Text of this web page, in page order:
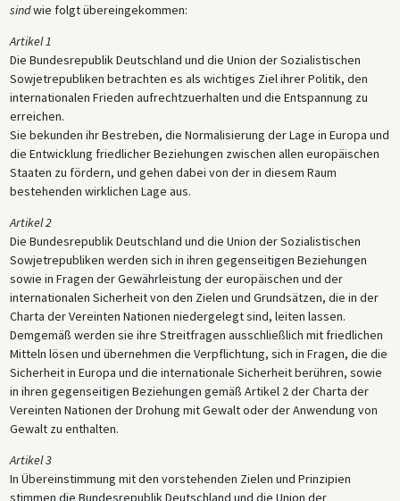
sindwie folgt übereingekommen:
Artikel 1
Die Bundesrepublik Deutschland und die Union der Sozialistischen
Sowjetrepubliken betrachten es als wichtiges Ziel ihrer Politik, den
internationalen Frieden aufrechtzuerhalten und die Entspannung zu
erreichen.
Sie bekunden ihr Bestreben, die Normalisierung der Lage in Europa und
die Entwicklung friedlicher Beziehungen zwischen allen europäischen
Staaten zu fördern, und gehen dabei von der in diesem Raum
bestehenden wirklichen Lage aus.
Artikel 2
Die Bundesrepublik Deutschland und die Union der Sozialistischen
Sowjetrepubliken werden sich in ihren gegenseitigen Beziehungen
sowie in Fragen der Gewährleistung der europäischen und der
internationalen Sicherheit von den Zielen und Grundsätzen, die in der
Charta der Vereinten Nationen niedergelegt sind, leiten lassen.
Demgemäß werden sie ihre Streitfragen ausschließlich mit friedlichen
Mitteln lösen und übernehmen die Verpflichtung, sich in Fragen, die die
Sicherheit in Europa und die internationale Sicherheit berühren, sowie
in ihren gegenseitigen Beziehungen gemäß Artikel 2 der Charta der
Vereinten Nationen der Drohung mit Gewalt oder der Anwendung von
Gewalt zu enthalten.
Artikel 3
In Übereinstimmung mit den vorstehenden Zielen und Prinzipien
stimmen die Bundesrepublik Deutschland und die Union der